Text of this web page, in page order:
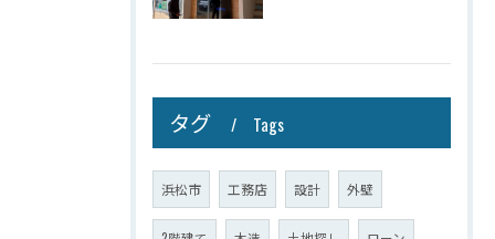
タグ Tags
浜松市 工務店 設計 外壁